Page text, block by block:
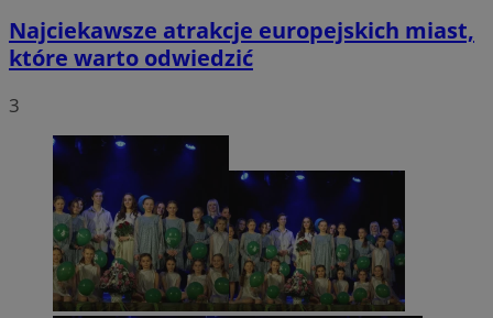
Najciekawsze atrakcje europejskich miast,
które warto odwiedzić
3